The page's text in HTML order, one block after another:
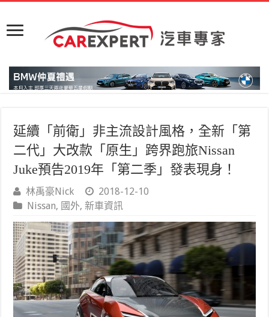
延續「前衛」非主流設計風格，全新「第
二代」大改款「原生」跨界跑旅Nissan
Juke預告2019年「第二季」發表現身！
林禹豪Nick
2018-12-10
Nissan, 國外,新車資訊